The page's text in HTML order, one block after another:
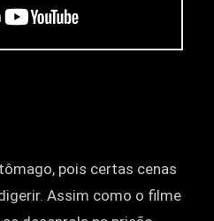
pois certas cenas
Assim como o filme